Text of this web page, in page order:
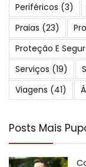
Periféricos (3)
Praias (23)
Proteção E
Serviços (19)
Viagens (41)
Posts Mais